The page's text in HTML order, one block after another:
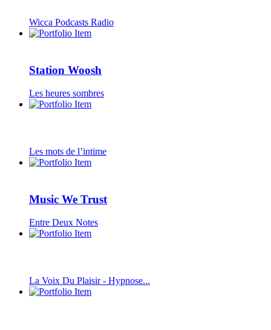
Wicca Podcasts Radio
Station Woosh
Les heures sombres
Les mots de l’intime
Music We Trust
Entre Deux Notes
La Voix Du Plaisir - Hypnose...